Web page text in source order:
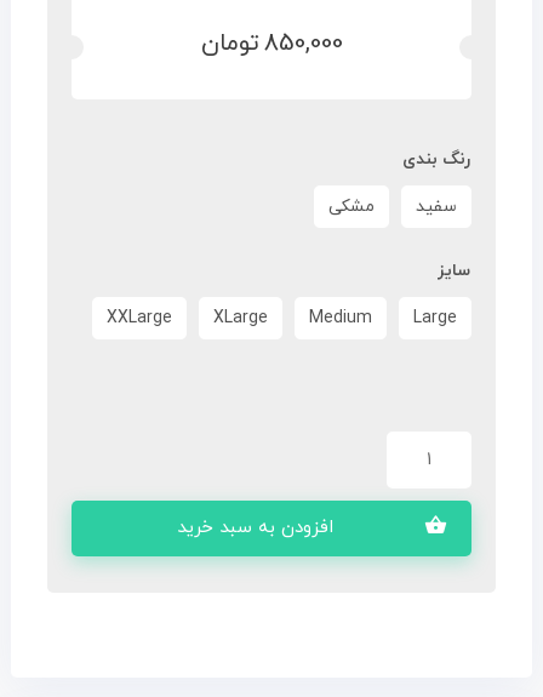
850,000تومان
رنگ بندی
سفید مشکی
سایز
Large
Medium
XLarge
XXLarge
افزودن به سبد خرید